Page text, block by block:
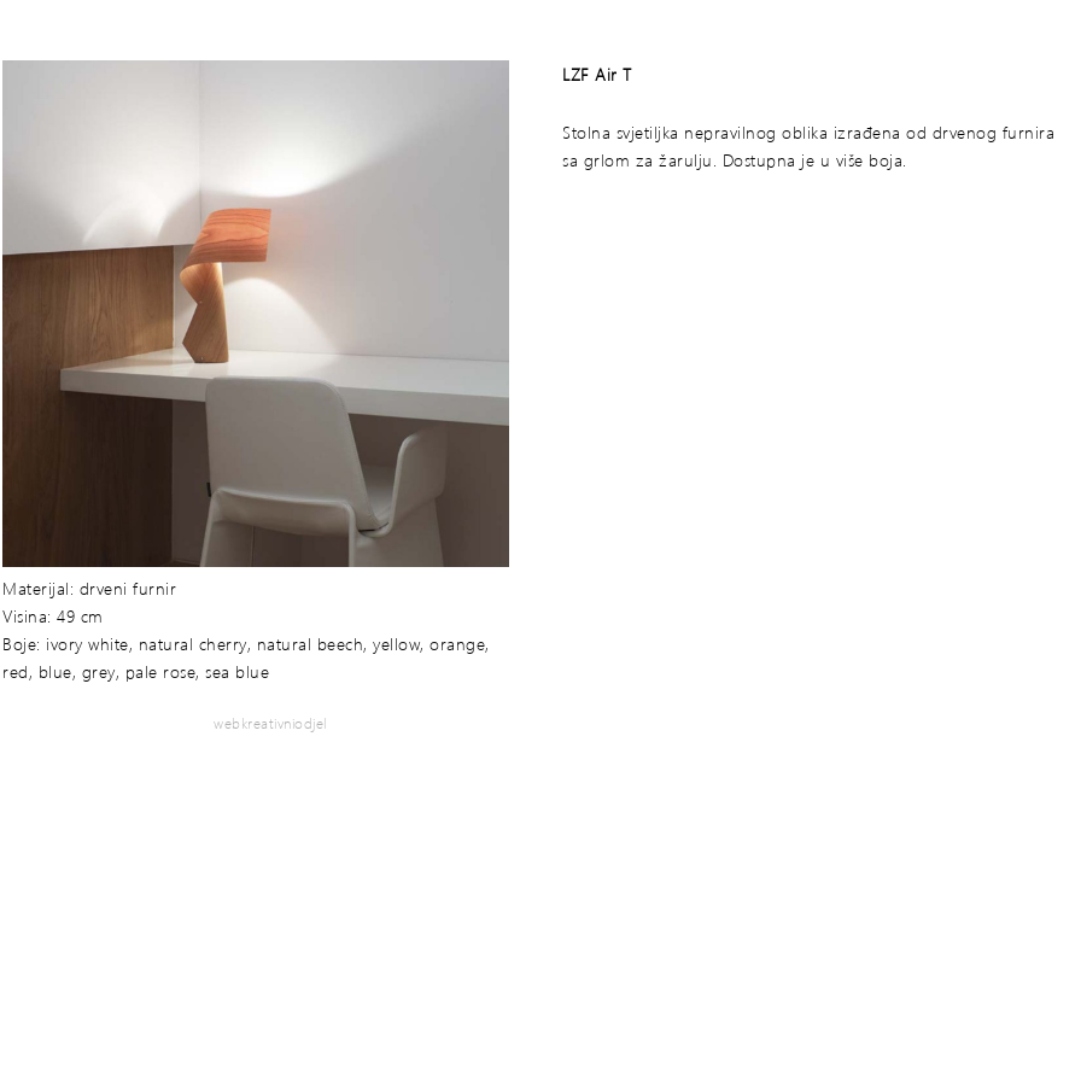
Materijal: drveni furnir
Visina: 49 cm
Boje: ivory white, natural cherry, natural beech, yellow, orange,
red, blue, grey, pale rose, sea blue
LZF Air T
Stolna svjetiljka nepravilnog oblika izrađena od drvenog furnira
sa grlom za žarulju. Dostupna je u više boja.
webkreativniodjel